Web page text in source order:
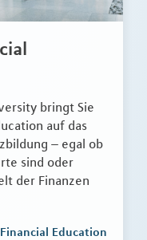
bringt Sie
auf das
– egal ob
sind oder
der Finanzen
Education